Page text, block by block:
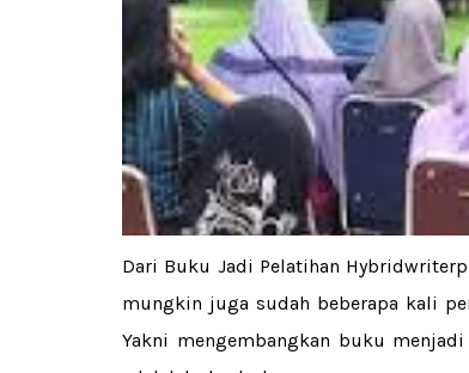
Dari Buku Jadi Pelatihan
mungkin juga sudah beberapa kali
Yakni mengembangkan buku